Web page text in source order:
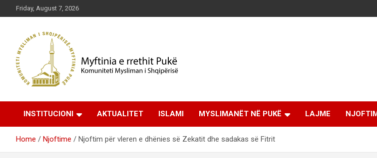
to
Friday, August 7, 2026
Myftinia Pukë | Faqja
Zyrtare
INSTITUCIONI AKTUALITET ISLAMI MYSLIMANËT NË PUKË LAJME
Home Njoftime Njoftim për vleren e dhënies së Zekatit dhe sadakas së Fitrit